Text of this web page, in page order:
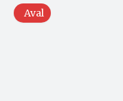
Aval